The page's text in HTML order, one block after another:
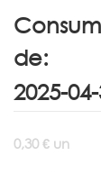
de:
0,30 € un